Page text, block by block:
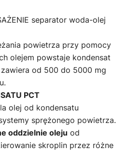
separator woda-olej
powietrza przy pomocy
olejem powstaje kondensat
od 500 do 5000 mg
PCT
olej od kondensatu
sprężonego powietrza.
oddzielnie oleju od
skroplin przez różne